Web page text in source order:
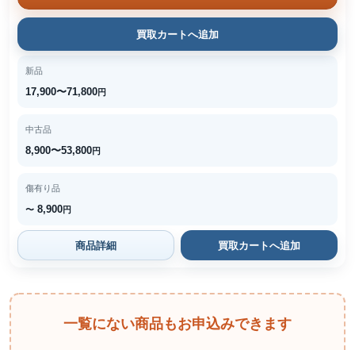
買取カートへ追加
新品
17,900〜71,800円
中古品
8,900〜53,800円
傷有り品
〜 8,900円
商品詳細 買取カートへ追加
一覧にない商品もお申込みできます